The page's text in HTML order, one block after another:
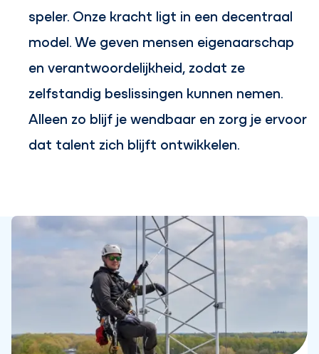
speler. Onze kracht ligt in een decentraal
model. We geven mensen eigenaarschap
en verantwoordelijkheid, zodat ze
zelfstandig beslissingen kunnen nemen.
Alleen zo blijf je wendbaar en zorg je ervoor
dat talent zich blijft ontwikkelen.